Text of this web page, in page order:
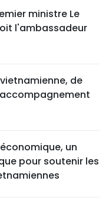
ministre Le
l'ambassadeur
de
un
pour soutenir les